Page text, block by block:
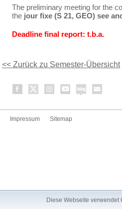
Diese Webseite verwendet
The preliminary meeting for the
the jour fixe (S 21, GEO) see
Deadline final report: t.b.a.
<< Zurück zu Semester-Übersicht
Impressum Sitemap